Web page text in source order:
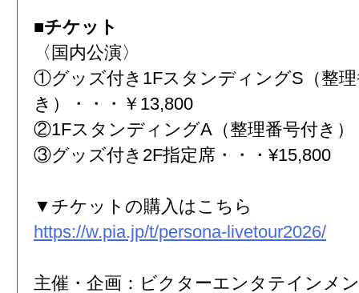
■チケット
〈国内公演〉
①グッズ付き1FスタンディングS（整理
き）・・・￥13,800
②1FスタンディングA（整理番号付き）
③グッズ付き2F指定席・・・¥15,800
▼チケットの購入はこちら
https://w.pia.jp/t/persona-livetour2026/
主催・企画：ビクターエンタテインメ